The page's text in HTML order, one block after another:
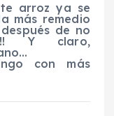
arroz ya se
más remedio
de no
Y claro,
con más